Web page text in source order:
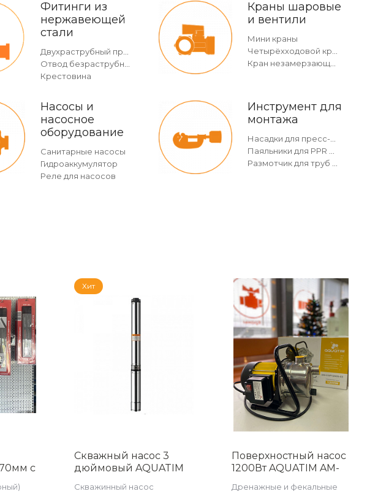
Фитинги из
нержавеющей
стали
Крестовина
Краны шаровые
и вентили
Мини краны
Насосы и
насосное
оборудование
Санитарные насосы
Гидроаккумулятор
Реле для насосов
Инструмент для
монтажа
с
Хит
Скважный насос 3
дюймовый AQUATIM
Скважинный насос
Поверхностный насос
1200Вт AQUATIM AM-
Дренажные и фекальные